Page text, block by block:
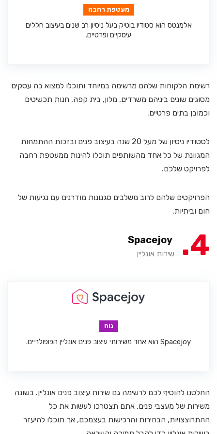
מעטפת רחבה
אלמנטס הוא סטודיו בוטיק בעל ניסיון רב שנים בעיצוב חללים
עיסקיים ופרטיים.
רשימת הלקוחות שלהם מרשימה במיוחד ותוכלו למצוא בה עסקים
מסוגים שונים ביניהם משרדים, מלון, בית קפה, חנות תכשיטים
וכמובן בתים פרטיים.
לסטודיו ניסיון של מעל 20 שנה בעיצוב פנים ובזכות ההתמחות
המגוונת של כל אחד מהשותפים תוכלו להינות ממעטפת רחבה
לפרויקט שלכם.
הפרויקטים שלהם לרוב משלבים סגנונות מודרנים עם נגיעות של
חום וביתיות.
4
Spacejoy
שירות אונליין
נוח
Spacejoy הוא אחד משירותי עיצוב פנים אונליין הפופולריים.
החלטנו להוסיף לכם לרשימה גם שירות עיצוב פנים אונליין. בשונה
משירות של מעצבי פנים, אתם תצטרכו לעשות את כל
ההתרוצצויות, הבחירות והרכישות בעצמכם, אך תוכלו להיעזר